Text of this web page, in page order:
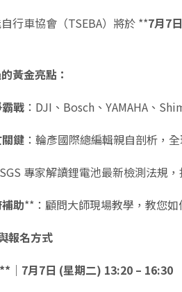
行車協會（TSEBA）將於 **7月7
黃金亮點：
戰 ：DJI、Bosch、YAMAHA、
鍵 ：輪彥國際總編輯親自剖析，
SGS 專家解讀鋰電池最新檢測法規
助**：顧問大師現場教學，教您
報名方式
｜7月7日 (星期二) 13:20 – 16:30